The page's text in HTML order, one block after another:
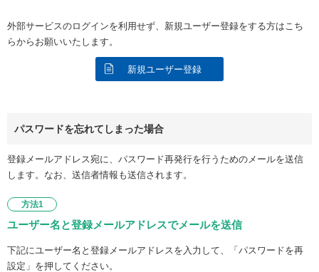
外部サービスのログインを利用せず、新規ユーザー登録をする方はこち
らからお願いいたします。
新規ユーザー登録
パスワードを忘れてしまった場合
登録メールアドレス宛に、パスワード再発行を行うためのメールを送信
します。なお、送信者情報も送信されます。
方法1
ユーザー名と登録メールアドレスでメールを送信
下記にユーザー名と登録メールアドレスを入力して、「パスワードを再
設定」を押してください。